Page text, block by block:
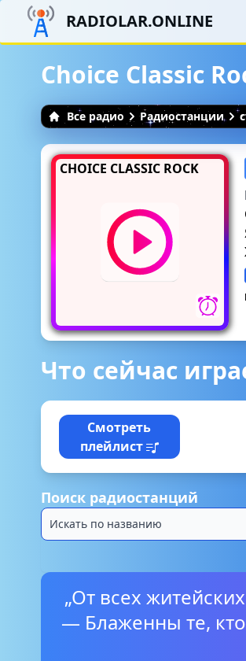
RADIOLAR.ONLINE
Choice Classic
Все радио Радиостанции
CHOICE CLASSIC ROCK
Что сейчас
Смотреть
плейлист
Поиск радиостанций
„От всех
— Блаженны те, кто